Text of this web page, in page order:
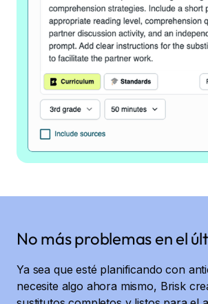
No más problemas en el
Ya sea que esté planificando con
necesite algo ahora mismo, Brisk